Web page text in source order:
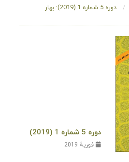
دوره 5 شماره 1 (2019): بهار
دوره 5 شماره 1 (2019)
فوریهٔ 2019